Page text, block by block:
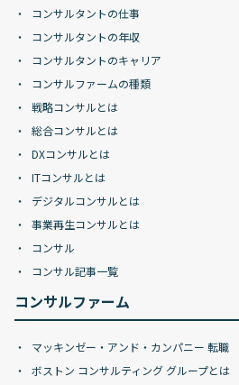
コンサルタントの仕事
コンサルタントの年収
コンサルタントのキャリア
コンサルファームの種類
戦略コンサルとは
総合コンサルとは
DXコンサルとは
ITコンサルとは
デジタルコンサルとは
事業再生コンサルとは
コンサル
コンサル記事一覧
コンサルファーム
マッキンゼー・アンド・カンパニー 転職
ボストン コンサルティング グループとは